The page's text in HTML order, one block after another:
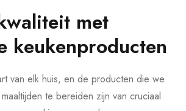
met
keukenproducten
van elk huis, en de producten die we
te bereiden zijn van cruciaal